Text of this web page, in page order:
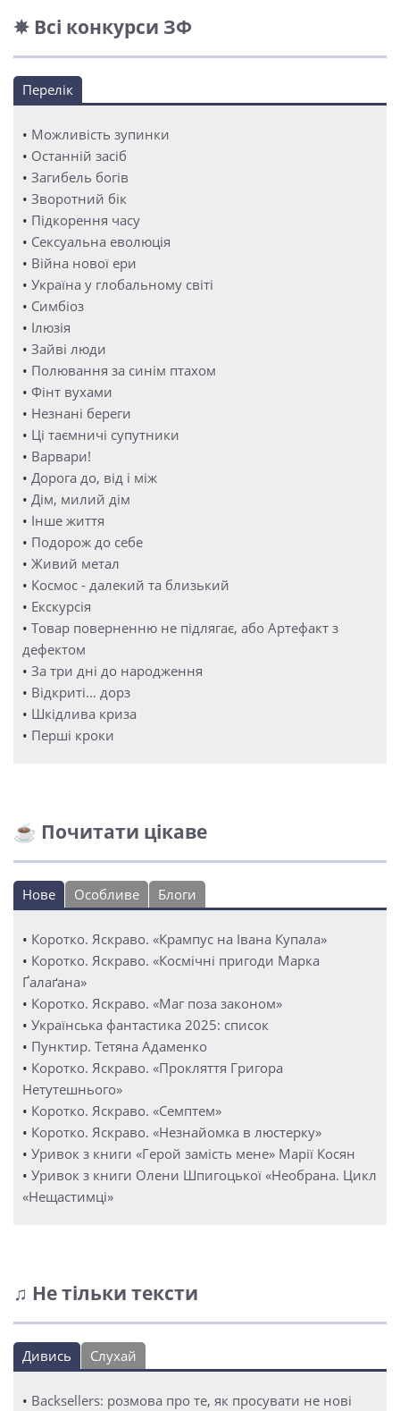
✵ Всі конкурси ЗФ
Перелік
• Можливість зупинки
• Останній засіб
• Загибель богів
• Зворотний бік
• Підкорення часу
• Сексуальна еволюція
• Війна нової ери
• Україна у глобальному світі
• Симбіоз
• Ілюзія
• Зайві люди
• Полювання за синім птахом
• Фінт вухами
• Незнані береги
• Ці таємничі супутники
• Варвари!
• Дорога до, від і між
• Дім, милий дім
• Інше життя
• Подорож до себе
• Живий метал
• Космос - далекий та близький
• Екскурсія
• Товар поверненню не підлягає, або Артефакт з
дефектом
• За три дні до народження
• Відкриті… дорз
• Шкідлива криза
• Перші кроки
☕ Почитати цікаве
Нове Особливе Блоги
• Коротко. Яскраво. «Крампус на Івана Купала»
• Коротко. Яскраво. «Космічні пригоди Марка
Ґалаґана»
• Коротко. Яскраво. «Маг поза законом»
• Українська фантастика 2025: список
• Пунктир. Тетяна Адаменко
• Коротко. Яскраво. «Прокляття Григора
Нетутешнього»
• Коротко. Яскраво. «Семптем»
• Коротко. Яскраво. «Незнайомка в люстерку»
• Уривок з книги «Герой замість мене» Марії Косян
• Уривок з книги Олени Шпигоцької «Необрана. Цикл
«Нещастимці»
♫ Не тільки тексти
Дивись Слухай
• Backsellers: розмова про те, як просувати не нові